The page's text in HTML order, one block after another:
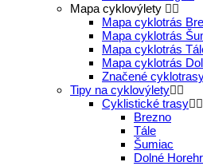
Mapa cyklovýlety
Mapa cyklotrás
Mapa cyklotrás
Mapa cyklotrás
Mapa cyklotrás
Značené
Tipy na cyklovýlety
Cyklistické trasy
Brezno
Tále
Šumiac
Dolné